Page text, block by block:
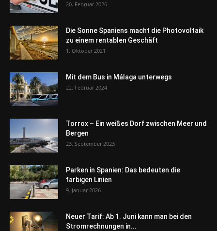
20. Februar 2026
Die Sonne Spaniens macht die Photovoltaik
zu einem rentablen Geschäft
1. Oktober 2021
Mit dem Bus in Málaga unterwegs
22. Februar 2024
Torrox – Ein weißes Dorf zwischen Meer und
Bergen
23. September 2023
Parken in Spanien: Das bedeuten die
farbigen Linien
9. Januar 2026
Neuer Tarif: Ab 1. Juni kann man bei den
Stromrechnungen in...